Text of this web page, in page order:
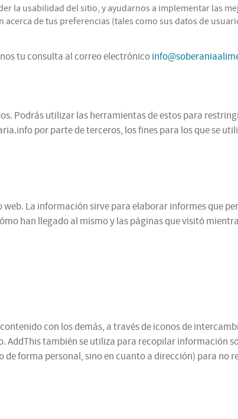
la usabilidad del sitio, y ayudarnos a implementar las
de tus preferencias (tales como sus datos de
tu consulta al correo electrónico
Podrás utilizar las herramientas de estos para
por parte de terceros, los fines para los que se
La información sirve para elaborar informes que
han llegado al mismo y las páginas que visitó
con los demás, a través de iconos de
también se utiliza para recopilar información
forma personal, sino en cuanto a dirección) para no